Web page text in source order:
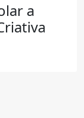
a